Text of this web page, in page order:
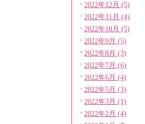
2022年12月 (5)
2022年11月 (4)
2022年10月 (5)
2022年9月 (5)
2022年8月 (3)
2022年7月 (6)
2022年6月 (4)
2022年5月 (3)
2022年3月 (1)
2022年2月 (4)